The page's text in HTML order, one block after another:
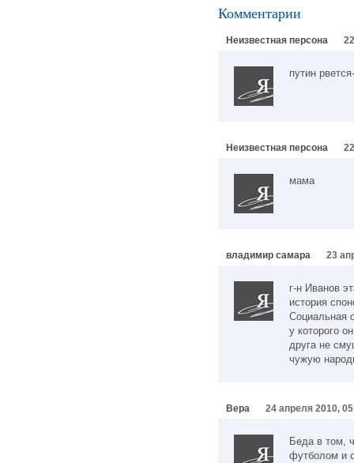
Комментарии
Неизвестная персона
путин
Неизвестная персона
мама
владимир самара 23
г-н Иванов
история
Социальная
у которого
друга не
чужую
Вера 24 апреля 2010,
Беда в том,
футболом и